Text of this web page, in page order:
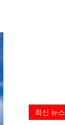
최신 뉴스